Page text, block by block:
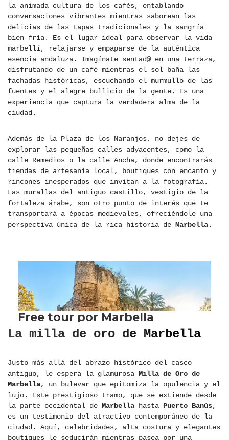
la animada cultura de los cafés, entablando
conversaciones vibrantes mientras saborean las
delicias de las tapas tradicionales y la sangría
bien fría. Es el lugar ideal para observar la vida
marbellí, relajarse y empaparse de la auténtica
esencia andaluza. Imagínate sentad@ en una terraza,
disfrutando de un café mientras el sol baña las
fachadas históricas, escuchando el murmullo de las
fuentes y el alegre bullicio de la gente. Es una
experiencia que captura la verdadera alma de la
ciudad.
Además de la Plaza de los Naranjos, no dejes de
explorar las pequeñas calles adyacentes, como la
calle Remedios o la calle Ancha, donde encontrarás
tiendas de artesanía local, boutiques con encanto y
rincones inesperados que invitan a la fotografía.
Las murallas del antiguo castillo, vestigio de la
fortaleza árabe, son otro punto de interés que te
transportará a épocas medievales, ofreciéndole una
perspectiva única de la rica historia de Marbella.
La milla de oro de Marbella
Justo más allá del abrazo histórico del casco
antiguo, le espera la glamurosa Milla de Oro de
Marbella, un bulevar que epitomiza la opulencia y el
lujo. Este prestigioso tramo, que se extiende desde
la parte occidental de Marbella hasta Puerto Banús,
es un testimonio del atractivo contemporáneo de la
ciudad. Aquí, celebridades, alta costura y elegantes
boutiques le seducirán mientras pasea por una